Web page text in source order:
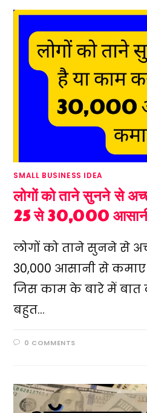
SMALL BUSINESS IDEA
लोगों को ताने सुनने से
25 से 30,000
लोगों को ताने सुनने से
30,000 आसानी से
जिस काम के बारे में
बहुत…
0 COMMENTS